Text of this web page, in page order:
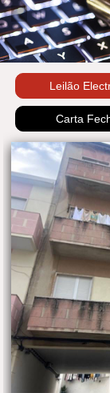
Leilão
Carta